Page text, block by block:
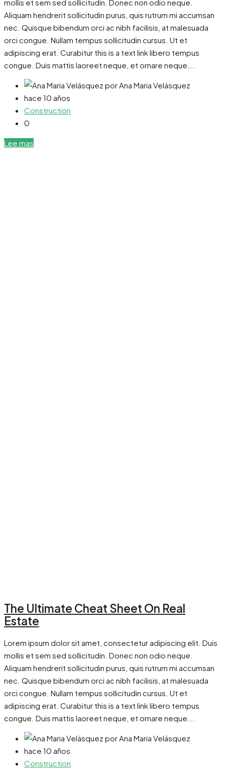
mollis et sem sed sollicitudin. Donec non odio neque.
Aliquam hendrerit sollicitudin purus, quis rutrum mi accumsan
nec. Quisque bibendum orci ac nibh facilisis, at malesuada
orci congue. Nullam tempus sollicitudin cursus. Ut et
adipiscing erat. Curabitur this is a text link libero tempus
congue. Duis mattis laoreet neque, et ornare neque...
por Ana Maria Velásquez
hace 10 años
Construction
0
Lee mas
The Ultimate Cheat Sheet On Real
Estate
Lorem ipsum dolor sit amet, consectetur adipiscing elit. Duis
mollis et sem sed sollicitudin. Donec non odio neque.
Aliquam hendrerit sollicitudin purus, quis rutrum mi accumsan
nec. Quisque bibendum orci ac nibh facilisis, at malesuada
orci congue. Nullam tempus sollicitudin cursus. Ut et
adipiscing erat. Curabitur this is a text link libero tempus
congue. Duis mattis laoreet neque, et ornare neque...
por Ana Maria Velásquez
hace 10 años
Construction